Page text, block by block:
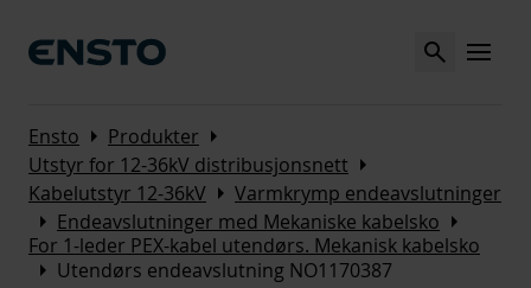
Search MENU
Ensto Arrow_right Produkter Arrow_right
Utstyr for 12-36kV distribusjonsnett Arrow_right
Kabelutstyr 12-36kV Arrow_right Varmkrymp endeavslutninger
Arrow_right Endeavslutninger med Mekaniske kabelsko Arrow_right
For 1-leder PEX-kabel utendørs. Mekanisk kabelsko
Arrow_right Utendørs endeavslutning NO1170387